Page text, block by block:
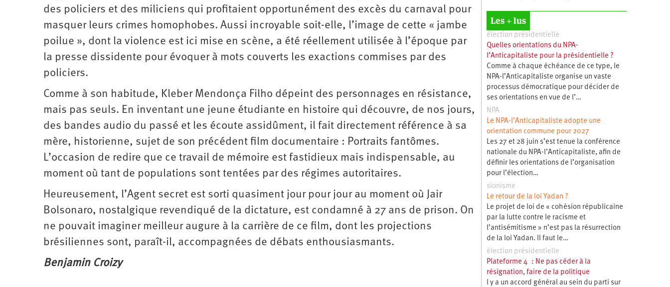
des policiers et des miliciens qui profitaient opportunément des excès du carnaval pour
masquer leurs crimes homophobes. Aussi incroyable soit-elle, l’image de cette « jambe
poilue », dont la violence est ici mise en scène, a été réellement utilisée à l’époque par
la presse dissidente pour évoquer à mots couverts les exactions commises par des
policiers.
Comme à son habitude, Kleber Mendonça Filho dépeint des personnages en résistance,
mais pas seuls. En inventant une jeune étudiante en histoire qui découvre, de nos jours,
des bandes audio du passé et les écoute assidûment, il fait directement référence à sa
mère, historienne, sujet de son précédent film documentaire : Portraits fantômes.
L’occasion de redire que ce travail de mémoire est fastidieux mais indispensable, au
moment où tant de populations sont tentées par des régimes autoritaires.
Heureusement, l’Agent secret est sorti quasiment jour pour jour au moment où Jair
Bolsonaro, nostalgique revendiqué de la dictature, est condamné à 27 ans de prison. On
ne pouvait imaginer meilleur augure à la carrière de ce film, dont les projections
brésiliennes sont, paraît-il, accompagnées de débats enthousiasmants.
Benjamin Croizy
Les + lus
élection présidentielle
Quelles orientations du NPA-
l’Anticapitaliste pour la présidentielle ?
Comme à chaque échéance de ce type, le
NPA-l’Anticapitaliste organise un vaste
processus démocratique pour décider de
ses orientations en vue de l’…
NPA
Le NPA-l’Anticapitaliste adopte une
orientation commune pour 2027
Les 27 et 28 juin s’est tenue la conférence
nationale du NPA-l’Anticapitaliste, afin de
définir les orientations de l’organisation
pour l’élection…
sionisme
Le retour de la loi Yadan ?
Le projet de loi de « cohésion républicaine
par la lutte contre le racisme et
l’antisémitisme » n’est pas la résurrection
de la loi Yadan. Il faut le…
élection présidentielle
Plateforme 4 : Ne pas céder à la
résignation, faire de la politique
l y a un accord général au sein du parti sur